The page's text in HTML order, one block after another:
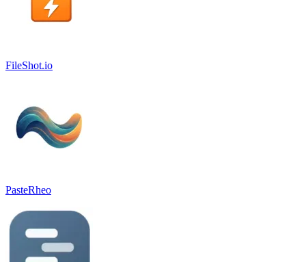
FileShot.io
PasteRheo